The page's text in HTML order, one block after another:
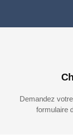
Demandez
formulaire